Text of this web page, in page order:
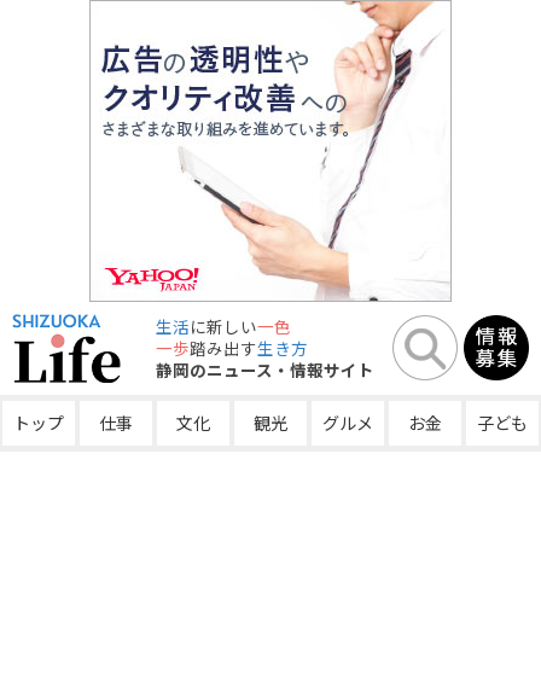
生活に新しい一色
一歩踏み出す生き方
静岡のニュース・情報サイト
トップ 仕事 文化 観光 グルメ お金 子ども